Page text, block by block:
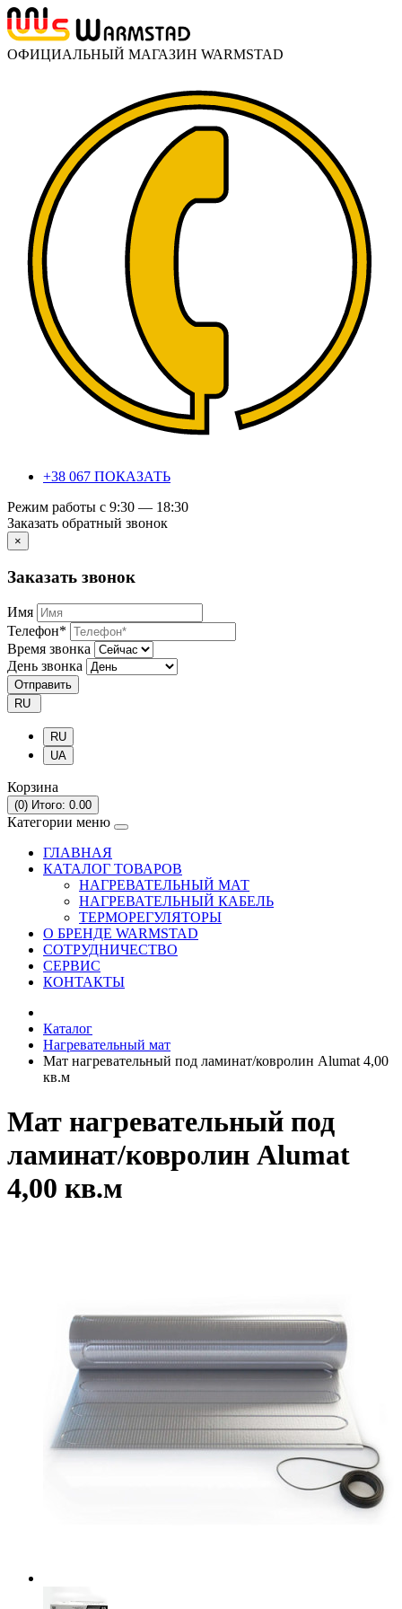
ОФИЦИАЛЬНЫЙ МАГАЗИН WARMSTAD
+38 067 ПОКАЗАТЬ
Режим работы с 9:30 — 18:30
Заказать обратный звонок
×
Заказать звонок
Имя
Телефон*
Время звонка
День звонка
Отправить
RU
RU
UA
Корзина
(0) Итого: 0.00
Категории меню
ГЛАВНАЯ
КАТАЛОГ ТОВАРОВ
НАГРЕВАТЕЛЬНЫЙ МАТ
НАГРЕВАТЕЛЬНЫЙ КАБЕЛЬ
ТЕРМОРЕГУЛЯТОРЫ
О БРЕНДЕ WARMSTAD
СОТРУДНИЧЕСТВО
СЕРВИC
КОНТАКТЫ
Каталог
Нагревательный мат
Мат нагревательный под ламинат/ковролин Alumat 4,00
кв.м
Мат нагревательный под
ламинат/ковролин Alumat
4,00 кв.м